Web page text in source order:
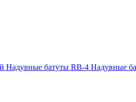
Надувные батуты RB-4 Надувные